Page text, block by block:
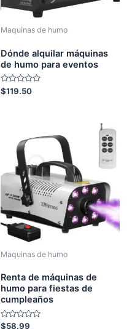
Maquinas de humo
Dónde alquilar máquinas
de humo para eventos
Rated
0
$119.50
Maquinas de humo
Renta de máquinas de
humo para fiestas de
cumpleaños
Rated
$58.99